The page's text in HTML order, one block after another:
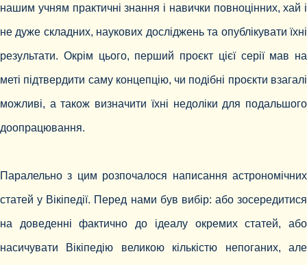
нашим учням практичні знання і навички повноцінних, хай і
не дуже складних, наукових досліджень та опублікувати їхні
результати. Окрім цього, перший проєкт цієї серії мав на
меті підтвердити саму концепцію, чи подібні проєкти взагалі
можливі, а також визначити їхні недоліки для подальшого
доопрацювання.
Паралельно з цим розпочалося написання астрономічних
статей у Вікіпедії. Перед нами був вибір: або зосередитися
на доведенні фактично до ідеалу окремих статей, або
насичувати Вікіпедію великою кількістю непоганих, але